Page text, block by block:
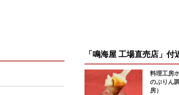
「鳴海屋 工場直売店」付
料理工房
のぷりん
房）